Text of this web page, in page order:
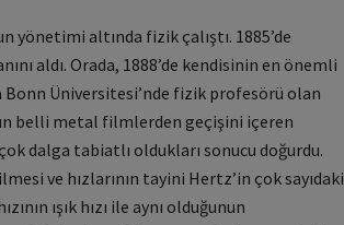
altında fizik çalıştı. 1885’de
aldı. Orada, 1888’de kendisinin en önemli
Bonn Üniversitesi’nde fizik profesörü olan
belli metal filmlerden geçişini içeren
dalga tabiatlı oldukları sonucu doğurdu.
ve hızlarının tayini Hertz’in çok sayıdaki
ışık hızı ile aynı olduğunun